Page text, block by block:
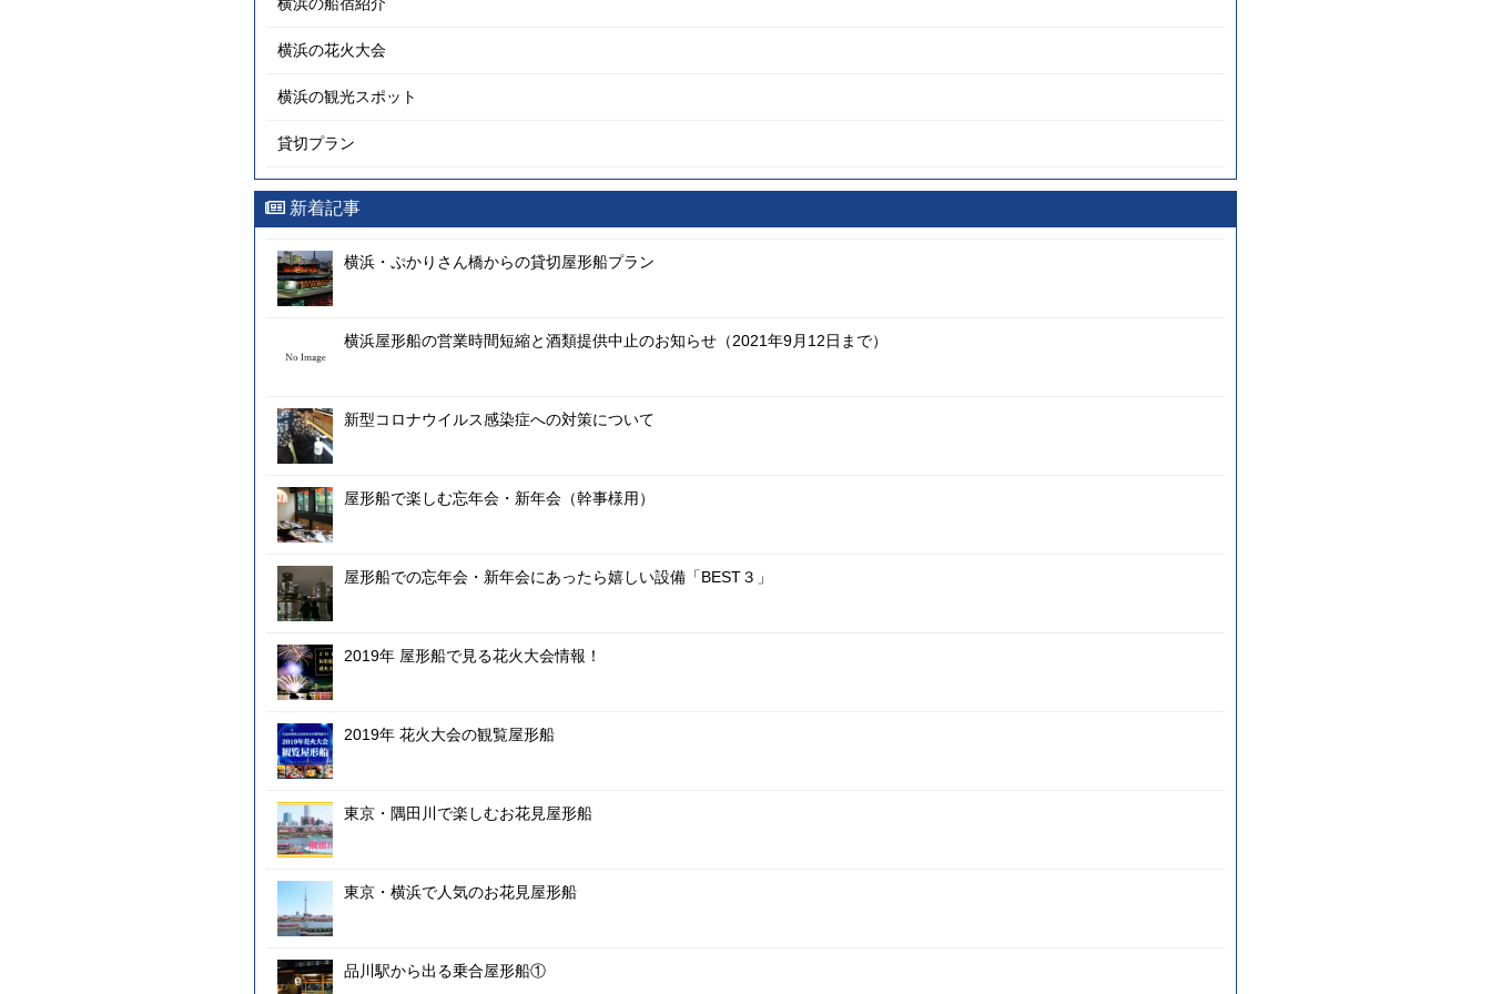
横浜の花火大会
横浜の観光スポット
貸切プラン
新着記事
横浜・ぷかりさん橋からの貸切屋形船プラン
横浜屋形船の営業時間短縮と酒類提供中止のお知らせ（2021年9月12日まで）
新型コロナウイルス感染症への対策について
屋形船で楽しむ忘年会・新年会（幹事様用）
屋形船での忘年会・新年会にあったら嬉しい設備「BEST３」
2019年 屋形船で見る花火大会情報！
2019年 花火大会の観覧屋形船
東京・隅田川で楽しむお花見屋形船
東京・横浜で人気のお花見屋形船
品川駅から出る乗合屋形船①